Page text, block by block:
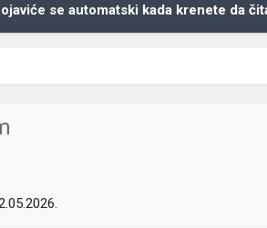
se automatski kada krenete da